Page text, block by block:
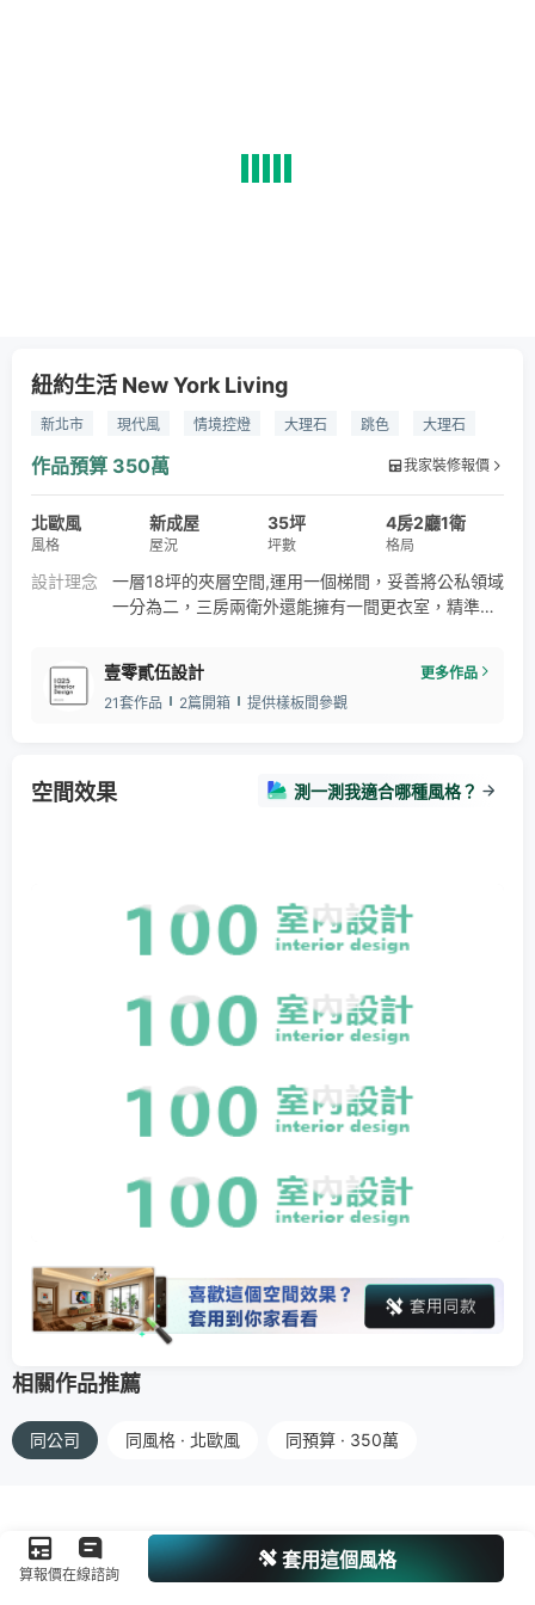
紐約生活 New York Living
新北市 現代風 情境控燈 大理石 跳色
大理石
木作
鐵件 燈飾
作品預算 350萬 我家裝修報價
北歐風
風格
新成屋
屋況
35坪
坪數
4房2廳1衛
格局
設計理念
一層18坪的夾層空間,運用一個梯間，妥善將公私領域
一分為二，三房兩衛外還能擁有一間更衣室，精準使
每個眼界都保有獨立空間，又加強了互動。整合屋主
的喜好，讓居家空間充滿了溫度與個性，把每個角落
繫與整體性
壹零貳伍設計
更多作品
21套作品
2篇開箱 提供樣板間參觀
空間效果 測一測我適合哪種風格？
相關作品推薦
同公司 同風格 · 北歐風 同預算 · 350萬
算報價在線諮詢
套用這個風格